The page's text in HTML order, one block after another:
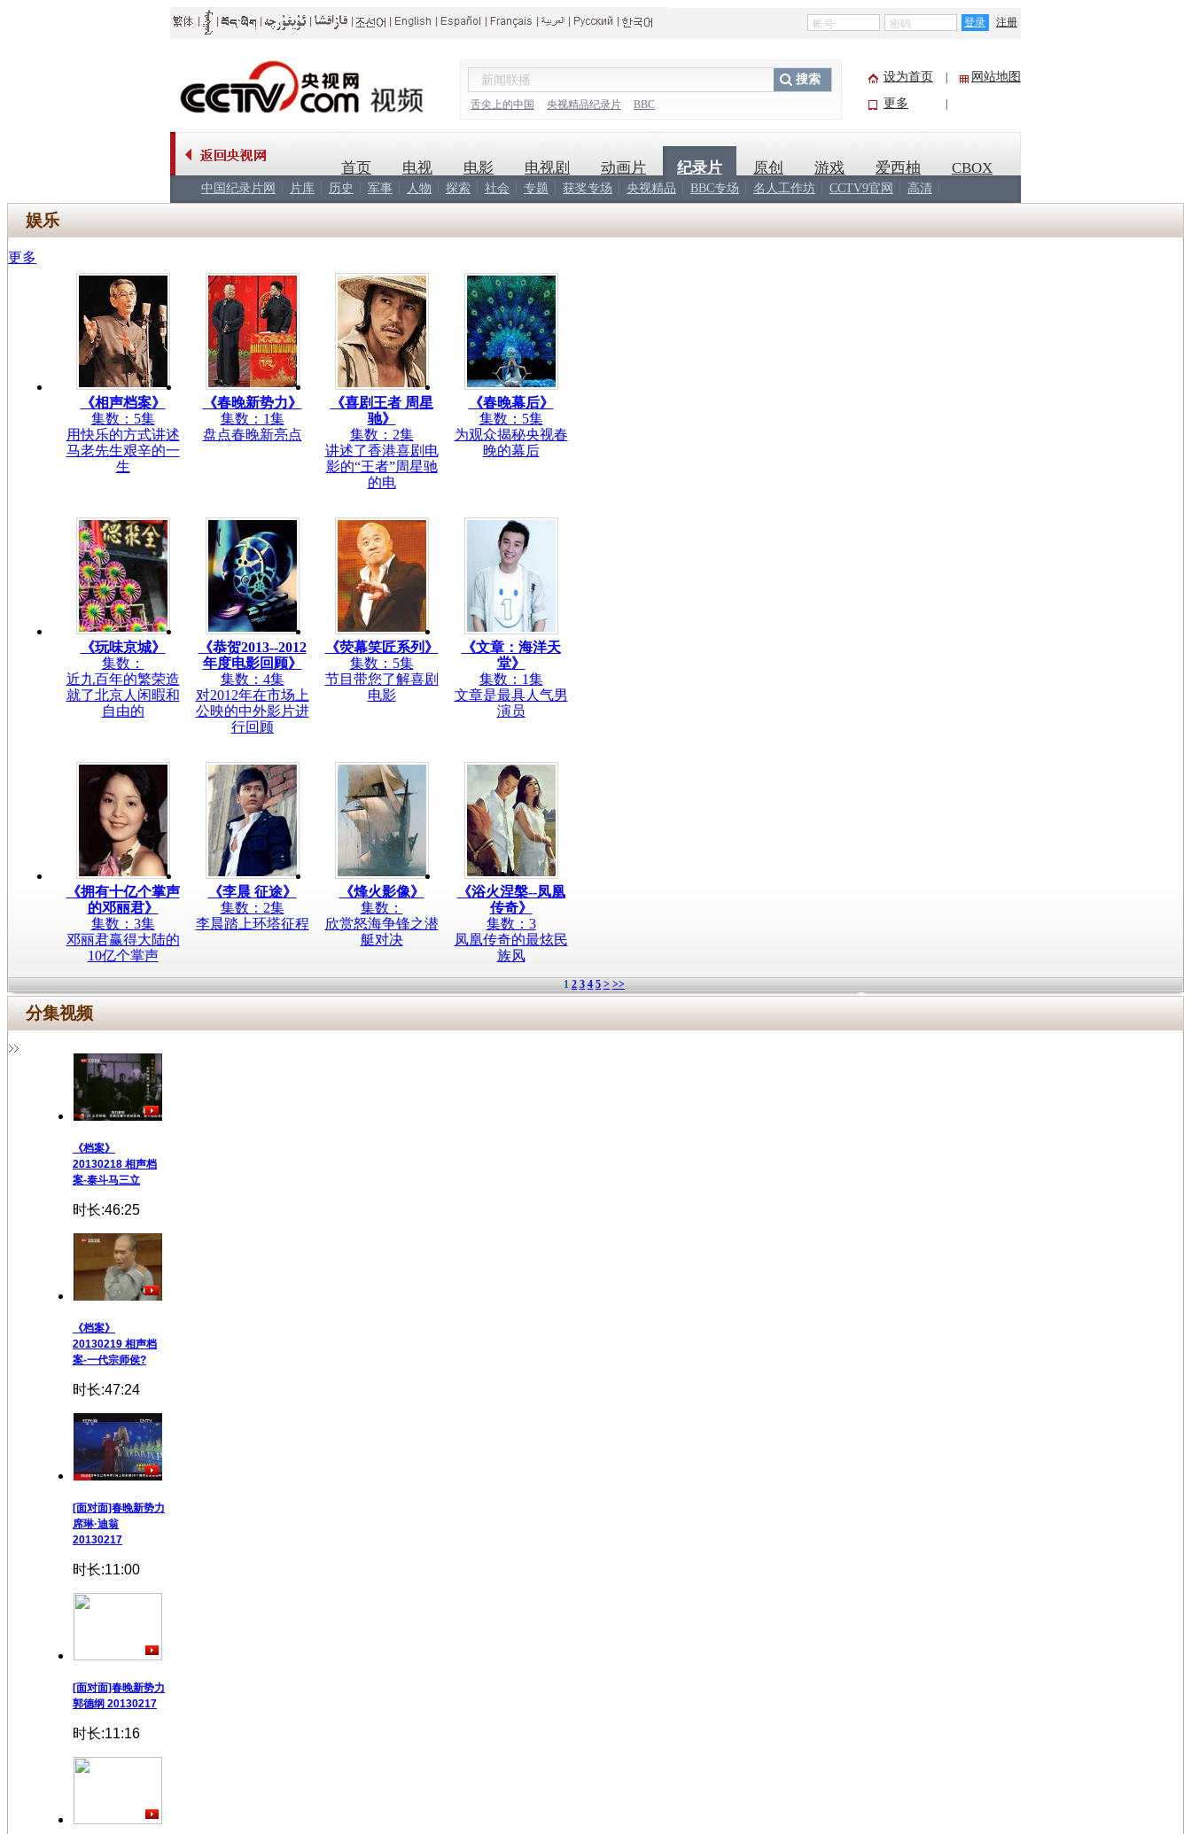
登录 注册
搜索
舌尖上的中国 央视精品纪录片 BBC
设为首页
网站地图
更多
首页 电视 电影 电视剧 动画片 纪录片
中国纪录片网 片库 历史 军事 人物 探索 社会 专题 获奖专场 央视精品 BBC专场 名人工作坊 CCTV9官网 高清
原创 游戏 爱西柚 CBOX
娱乐
更多
《相声档案》
集数：5集
用快乐的方式讲述
马老先生艰辛的一
生
《春晚新势力》
集数：1集
盘点春晚新亮点
《喜剧王者 周星
驰》
集数：2集
讲述了香港喜剧电
影的“王者”周星驰
的电
《春晚幕后》
集数：5集
为观众揭秘央视春
晚的幕后
《玩味京城》
集数：
近九百年的繁荣造
就了北京人闲暇和
自由的
《恭贺2013--2012
年度电影回顾》
集数：4集
对2012年在市场上
公映的中外影片进
行回顾
《荧幕笑匠系列》
集数：5集
节目带您了解喜剧
电影
《文章：海洋天
堂》
集数：1集
文章是最具人气男
演员
《拥有十亿个掌声
的邓丽君》
集数：3集
邓丽君赢得大陆的
10亿个掌声
《李晨 征途》
集数：2集
李晨踏上环塔征程
《烽火影像》
集数：
欣赏怒海争锋之潜
艇对决
《浴火涅槃--凤凰
传奇》
集数：3
凤凰传奇的最炫民
族风
1 2 3 4 5 > >>
分集视频
《档案》
20130218 相声档
案-泰斗马三立
时长:46:25
《档案》
20130219 相声档
案-一代宗师侯?
时长:47:24
[面对面]春晚新势力
席琳·迪翁
20130217
时长:11:00
[面对面]春晚新势力
郭德纲 20130217
时长:11:16